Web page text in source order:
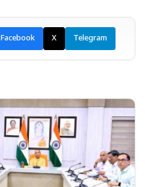
Facebook X Telegram